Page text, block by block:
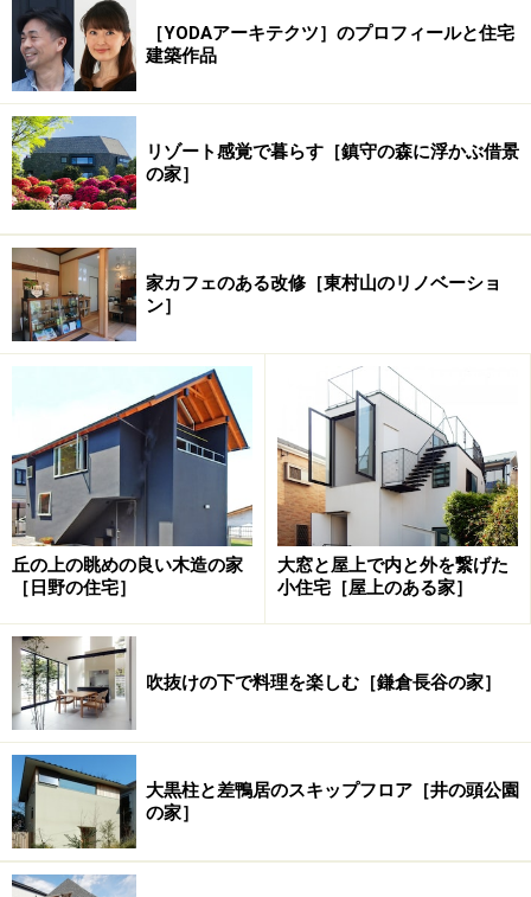
枠と仕上げを揃えた金属製の郵便受け。
歴史ある日本橋室町。近年の再開発によって建ち上がっ
た高層ビル群の奥には、手つかずのままの低層のオフィ
スビルや小さな店舗が建ち並ぶ路地が残されています。
その一画にHさんのご自邸が建っています。1階はカフェ
＆バー、その上の2階から5階が住宅という約10坪の土地
に建つ建物です。
この敷地は中央区の街並み誘導型築計画の地域に入って
いて、1階を店舗とすることで建物の容積率と道路斜線
の緩和により斜線制限が無くなり、容積を最大限に活か
しきることができたのです。さらに、最上階を鉄骨造と
することで建物全体の重量を軽くして軟弱地盤への対策
としています。
※記事内容は執筆時点のものです。最新の内容をご確認くださ
い。
［YODAアーキテクツ］のプロフィールと住宅
建築作品
リゾート感覚で暮らす［鎮守の森に浮かぶ借景
の家］
家カフェのある改修［東村山のリノベーショ
ン］
丘の上の眺めの良い木造の家
［日野の住宅］
大窓と屋上で内と外を繋げた
小住宅［屋上のある家］
吹抜けの下で料理を楽しむ［鎌倉長谷の家］
大黒柱と差鴨居のスキップフロア［井の頭公園
の家］